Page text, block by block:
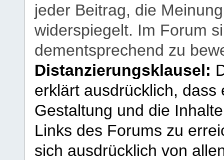
jeder Beitrag, die
widerspiegelt. Im Forum
dementsprechend zu
Distanzierungsklausel:
erklärt ausdrücklich,
Gestaltung und die
Links des Forums zu
sich ausdrücklich von